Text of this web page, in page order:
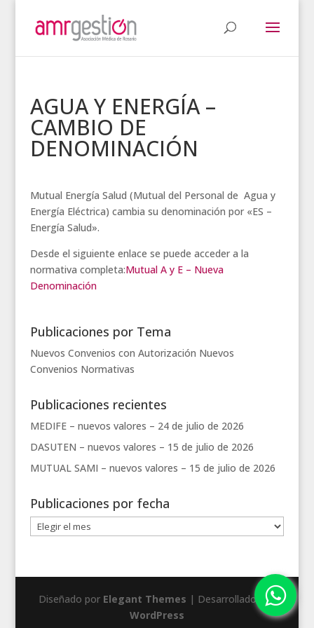
AGUA Y ENERGÍA –
CAMBIO DE
DENOMINACIÓN
Mutual Energía Salud (Mutual del Personal de Agua y
Energía Eléctrica) cambia su denominación por «ES –
Energía Salud».
Desde el siguiente enlace se puede acceder a la
normativa completa:Mutual A y E – Nueva
Denominación
Publicaciones por Tema
Nuevos Convenios con Autorización Nuevos
Convenios Normativas
Publicaciones recientes
MEDIFE – nuevos valores – 24 de julio de 2026
DASUTEN – nuevos valores – 15 de julio de 2026
MUTUAL SAMI – nuevos valores – 15 de julio de 2026
Publicaciones por fecha
Publicaciones
por
Diseñado por Elegant Themes | Desarrollado por
WordPress